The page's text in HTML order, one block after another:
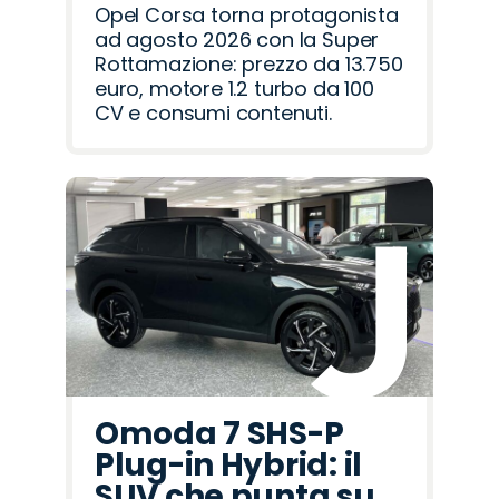
Opel Corsa torna protagonista
ad agosto 2026 con la Super
Rottamazione: prezzo da 13.750
euro, motore 1.2 turbo da 100
CV e consumi contenuti.
Omoda 7 SHS-P
Plug-in Hybrid: il